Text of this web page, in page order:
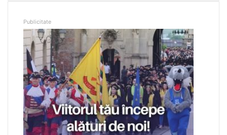
Publicitate